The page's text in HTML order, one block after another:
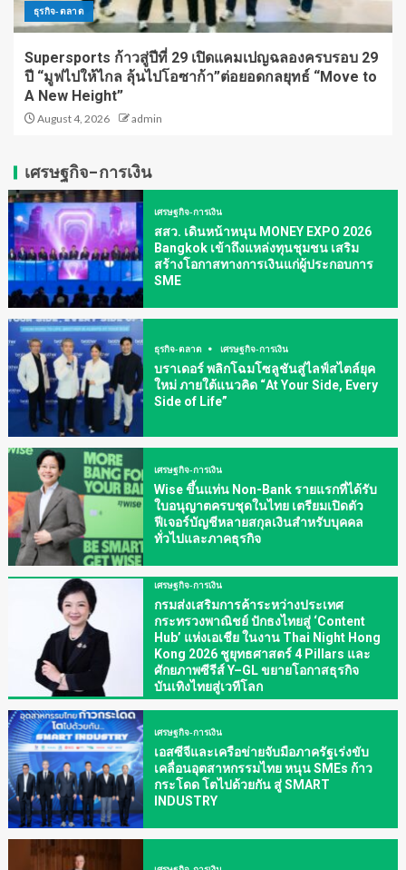
ธุรกิจ-ตลาด
Supersports ก้าวสู่ปีที่ 29 เปิดแคมเปญฉลองครบรอบ 29
ปี “มูฟไปให้ไกล ลุ้นไปโอซาก้า”ต่อยอดกลยุทธ์ “Move to
A New Height”
August 4, 2026 admin
เศรษฐกิจ-การเงิน
เศรษฐกิจ-การเงิน
สสว. เดินหน้าหนุน MONEY EXPO 2026
Bangkok เข้าถึงแหล่งทุนชุมชน เสริม
สร้างโอกาสทางการเงินแก่ผู้ประกอบการ
SME
ธุรกิจ-ตลาด เศรษฐกิจ-การเงิน
บราเดอร์ พลิกโฉมโซลูชันสู่ไลฟ์สไตล์ยุค
ใหม่ ภายใต้แนวคิด “At Your Side, Every
Side of Life”
เศรษฐกิจ-การเงิน
Wise ขึ้นแท่น Non-Bank รายแรกที่ได้รับ
ใบอนุญาตครบชุดในไทย เตรียมเปิดตัว
ฟีเจอร์บัญชีหลายสกุลเงินสำหรับบุคคล
ทั่วไปและภาคธุรกิจ
เศรษฐกิจ-การเงิน
กรมส่งเสริมการค้าระหว่างประเทศ
กระทรวงพาณิชย์ ปักธงไทยสู่ ‘Content
Hub’ แห่งเอเชีย ในงาน Thai Night Hong
Kong 2026 ชูยุทธศาสตร์ 4 Pillars และ
ศักยภาพซีรีส์ Y–GL ขยายโอกาสธุรกิจ
บันเทิงไทยสู่เวทีโลก
เศรษฐกิจ-การเงิน
เอสซีจีและเครือข่ายจับมือภาครัฐเร่งขับ
เคลื่อนอุตสาหกรรมไทย หนุน SMEs ก้าว
กระโดด โตไปด้วยกัน สู่ SMART
INDUSTRY